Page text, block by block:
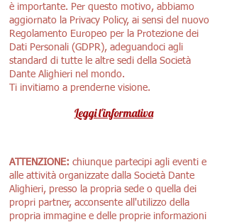
è importante. Per questo motivo, abbiamo
aggiornato la Privacy Policy, ai sensi del nuovo
Regolamento Europeo per la Protezione dei
Dati Personali (GDPR), adeguandoci agli
standard di tutte le altre sedi della Società
Dante Alighieri nel mondo.
Ti invitiamo a prenderne visione.
Leggi l'informativa
ATTENZIONE: chiunque partecipi agli eventi e
alle attività organizzate dalla Società Dante
Alighieri, presso la propria sede o quella dei
propri partner, acconsente all'utilizzo della
propria immagine e delle proprie informazioni